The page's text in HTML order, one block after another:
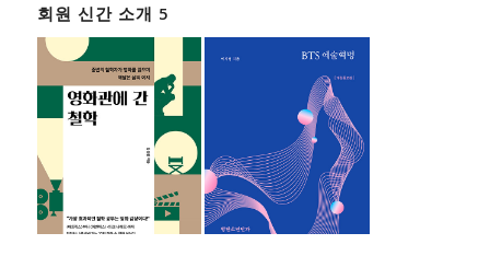
회원 신간 소개 5